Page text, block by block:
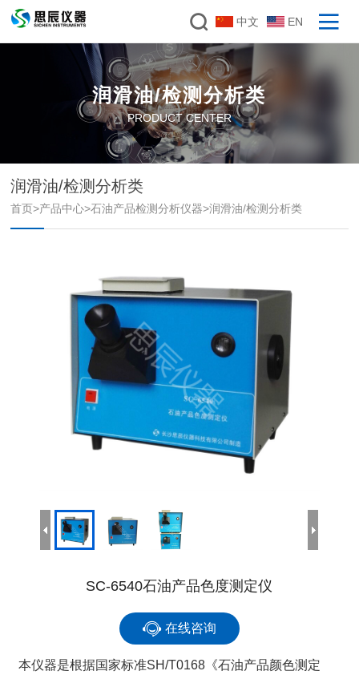
中文 EN
润滑油/检测分析类
PRODUCT CENTER
润滑油/检测分析类
首页>产品中心>石油产品检测分析仪器>润滑油/检测分析类
SC-6540石油产品色度测定仪
在线咨询
本仪器是根据国家标准SH/T0168《石油产品颜色测定